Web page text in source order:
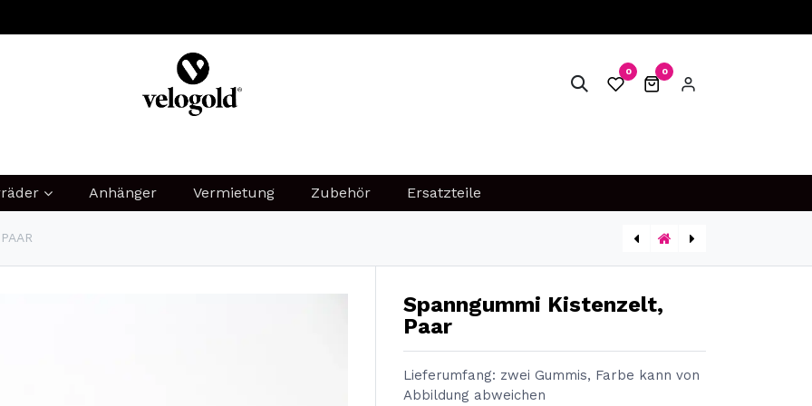
0 0
Anhänger Vermietung Zubehör Ersatzteile
Spanngummi Kistenzelt,
Paar
Lieferumfang: zwei Gummis, Farbe kann von
Abbildung abweichen